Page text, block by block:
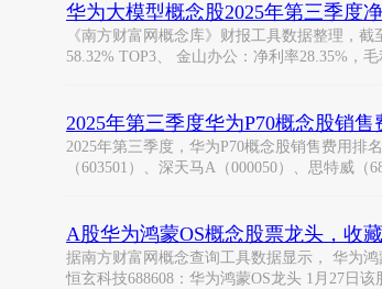
华为大模型概念股2025年第三季度
《南方财富网概念库》财报工具数据整理，
58.32% TOP3、 金山办公：净利率28.35%，
2025年第三季度华为P70概念股销售
2025年第三季度，华为P70概念股销售费用排
（603501）、深天马A（000050）、思特威（
A股华为鸿蒙OS概念股票龙头，收藏
据南方财富网概念查询工具数据显示， 华为鸿
恒玄科技688608：华为鸿蒙OS龙头 1月27日